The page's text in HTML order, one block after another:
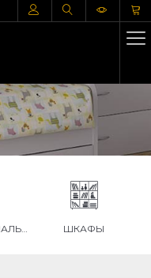
МЕБЕЛЬ ДЛЯ СПАЛЬНИ ШКАФЫ